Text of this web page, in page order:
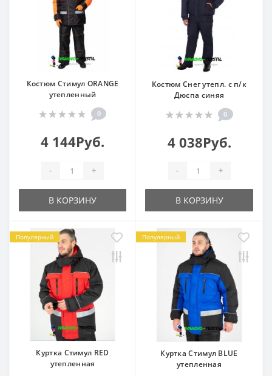
Костюм Стимул ORANGE
утепленный
0
4 144Руб.
- +
В КОРЗИНУ
Костюм Снег утепл. с п/к
Дюспа синяя
0
4 038Руб.
- +
В КОРЗИНУ
Популярный
Куртка Стимул RED
утепленная
Популярный
Куртка Стимул BLUE
утепленная